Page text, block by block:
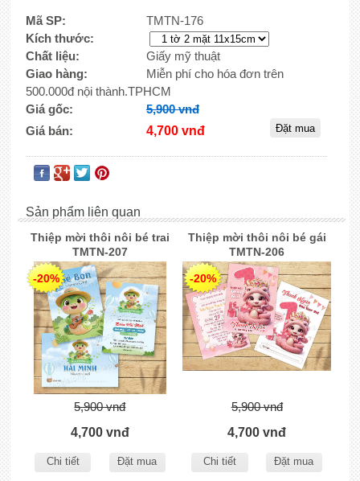
Mã SP:
TMTN-176
Kích thước:
Chất liệu:
Giấy mỹ thuật
Giao hàng:
Miễn phí cho hóa đơn trên
500.000đ nội thành.TPHCM
Giá gốc:
5,900 vnđ
Giá bán:
4,700 vnđ
Sản phẩm liên quan
Thiệp mời thôi nôi bé trai
TMTN-207
-20%
5,900 vnđ
4,700 vnđ
Chi tiết Đặt mua
Thiệp mời thôi nôi bé gái
TMTN-206
-20%
5,900 vnđ
4,700 vnđ
Chi tiết Đặt mua